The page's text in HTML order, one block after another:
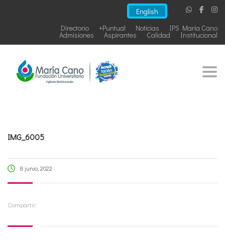
English
IPS María Cano
Noticias
+Puntual
Directorio
Institucional
Calidad
Aspirantes
Admisiones
IMG_6005
8 junio, 2022
Compartir: